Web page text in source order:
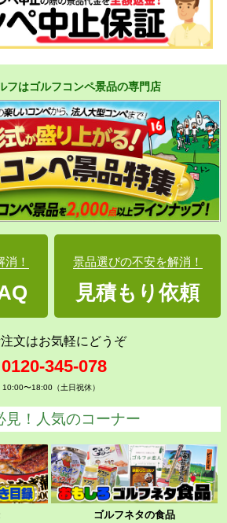
フはゴルフコンペ景品の専門店
！ 景品選びの不安を解消！
見積もり依頼
文はお気軽にどうぞ
0120-345-078
10:00〜18:00（土日祝休）
見！人気のコーナー
ゴルフネタの食品